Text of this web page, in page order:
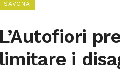
SAVONA
L’Autofiori
limitare i